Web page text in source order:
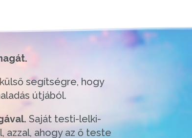
segítségre, hogy
útjából.
Saját testi-lelki-
azzal, ahogy az ő teste